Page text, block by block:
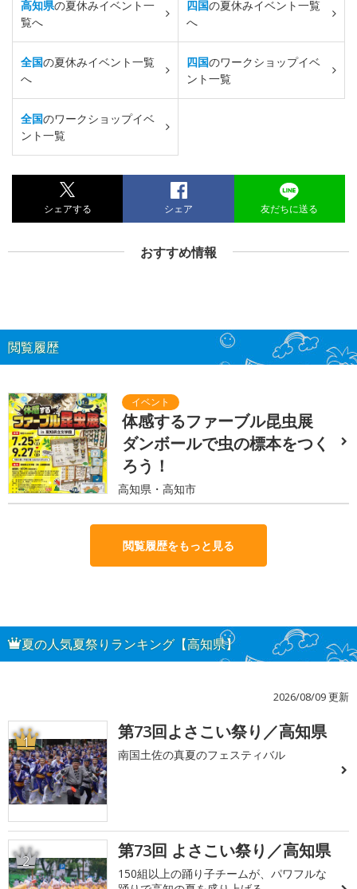
高知県の夏休みイベント一
覧へ
四国の夏休みイベント一覧
へ
全国の夏休みイベント一覧
へ
四国のワークショップイベ
ント一覧
全国のワークショップイベ
ント一覧
シェアする シェア 友だちに送る
おすすめ情報
閲覧履歴
体感するファーブル昆虫展
ダンボールで虫の標本をつく
ろう！
高知県・高知市
閲覧履歴をもっと見る
夏の人気夏祭りランキング【高知県】
2026/08/09 更新
1 第73回よさこい祭り／高知県
南国土佐の真夏のフェスティバル
2 第73回 よさこい祭り／高知県
150組以上の踊り子チームが、パワフルな